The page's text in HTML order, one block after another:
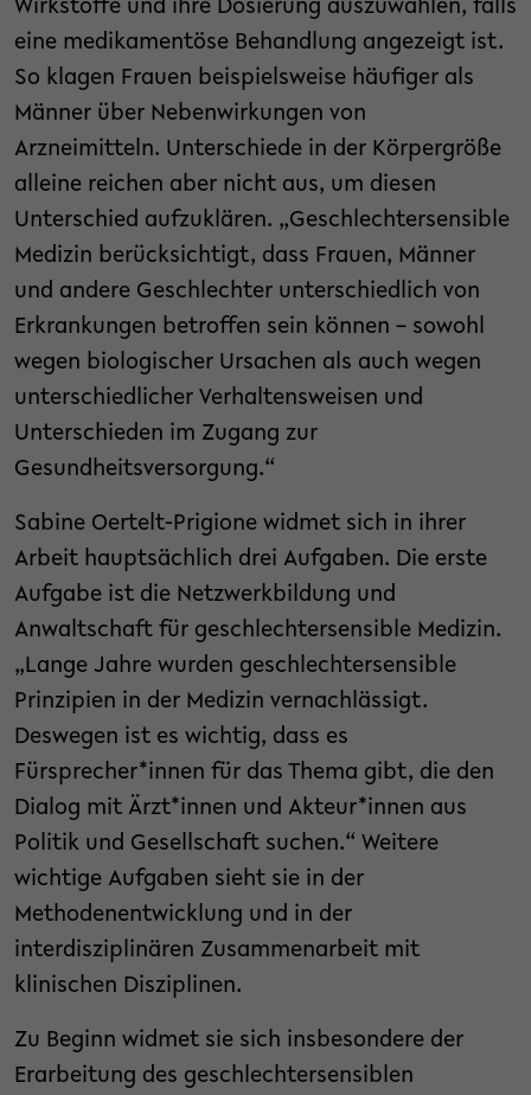
Wirkstoffe und ihre Dosierung auszuwählen, falls
eine medikamentöse Behandlung angezeigt ist.
So klagen Frauen beispielsweise häufiger als
Männer über Nebenwirkungen von
Arzneimitteln. Unterschiede in der Körpergröße
alleine reichen aber nicht aus, um diesen
Unterschied aufzuklären. „Geschlechtersensible
Medizin berücksichtigt, dass Frauen, Männer
und andere Geschlechter unterschiedlich von
Erkrankungen betroffen sein können – sowohl
wegen biologischer Ursachen als auch wegen
unterschiedlicher Verhaltensweisen und
Unterschieden im Zugang zur
Gesundheitsversorgung.“
Sabine Oertelt-Prigione widmet sich in ihrer
Arbeit hauptsächlich drei Aufgaben. Die erste
Aufgabe ist die Netzwerkbildung und
Anwaltschaft für geschlechtersensible Medizin.
„Lange Jahre wurden geschlechtersensible
Prinzipien in der Medizin vernachlässigt.
Deswegen ist es wichtig, dass es
Fürsprecher*innen für das Thema gibt, die den
Dialog mit Ärzt*innen und Akteur*innen aus
Politik und Gesellschaft suchen.“ Weitere
wichtige Aufgaben sieht sie in der
Methodenentwicklung und in der
interdisziplinären Zusammenarbeit mit
klinischen Disziplinen.
Zu Beginn widmet sie sich insbesondere der
Erarbeitung des geschlechtersensiblen